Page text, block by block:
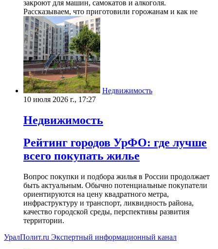
закроют для машин, самокатов и алкоголя.
Рассказываем, что приготовили горожанам и как не
Недвижимость
10 июля 2026 г., 17:27
Недвижимость
Рейтинг городов УрФО: где лучше
всего покупать жилье
Вопрос покупки и подбора жилья в России продолжает
быть актуальным. Обычно потенциальные покупатели
ориентируются на цену квадратного метра,
инфраструктуру и транспорт, ликвидность района,
качество городской среды, перспективы развития
территории.
УралПолит.ru Экспертный информационный канал